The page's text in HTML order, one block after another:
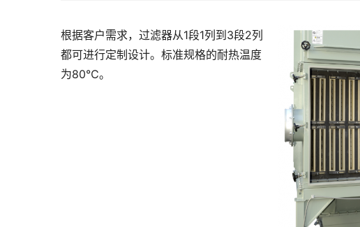
根据客户需求，过滤器从1段1列到3段2列
都可进行定制设计。标准规格的耐热温度
为80℃。